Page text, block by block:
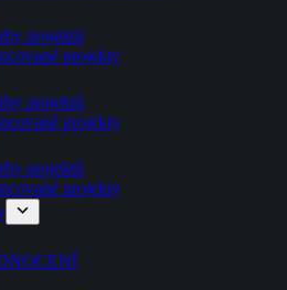
projektů
projekty
projektů
projekty
projektů
projekty